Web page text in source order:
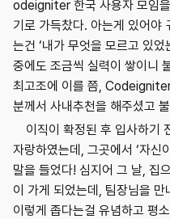
odeigniter 한국 사용자 모임
기로 가득찼다. 아는게 있어야
는건 ‘내가 무엇을 모르고 있
중에도 조금씩 실력이 쌓이니
최고조에 이를 쯤,
분께서 사내추천을 해주셨고
이직이 확정된 후 입사하기
자랑하였는데, 그곳에서 ‘자신
말을 들었다! 심지어 그 날, 집
이 가게 되었는데, 팀장님을
이렇게 좁다는걸 유념하고 평